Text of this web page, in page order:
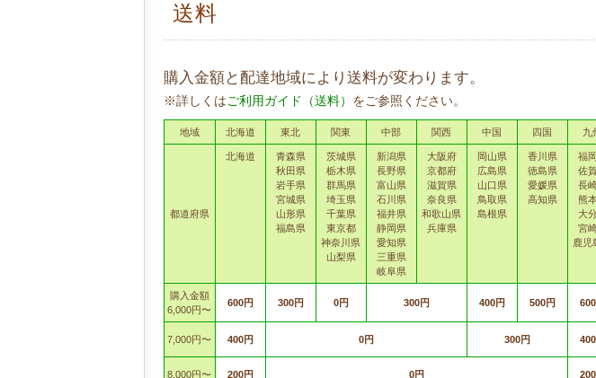
送料
購入金額と配達地域により送料が変わります。
※詳しくはご利用ガイド（送料） をご参照ください。
地域 北海道 東北 関東 中部 関西 中国 四国 九
都道府県
北海道
青森県
秋田県
岩手県
宮城県
山形県
福島県
茨城県
栃木県
群馬県
埼玉県
千葉県
東京都
神奈川県
山梨県
新潟県
長野県
富山県
石川県
福井県
静岡県
愛知県
三重県
岐阜県
大阪府
京都府
滋賀県
奈良県
和歌山県
兵庫県
岡山県
広島県
山口県
鳥取県
島根県
香川県
徳島県
愛媛県
高知県
福
佐
長
熊
大
宮
鹿児
購入金額
6,000円〜
600円 300円 0円 300円 400円 500円
7,000円〜 400円 0円 300円
8,000円〜 200円 0円